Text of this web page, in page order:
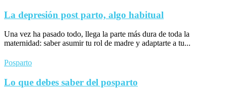
La depresión post parto, algo habitual
Una vez ha pasado todo, llega la parte más dura de toda la
maternidad: saber asumir tu rol de madre y adaptarte a tu...
Posparto
Lo que debes saber del posparto